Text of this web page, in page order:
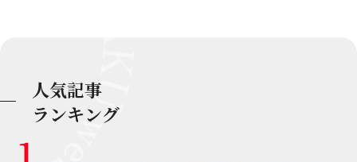
人気記事
ランキング